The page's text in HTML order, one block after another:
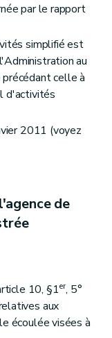
par le rapport
simplifié est
au
celle à
d'activités
2011 (voyez
de
10, §1er, 5°
aux
écoulée visées à